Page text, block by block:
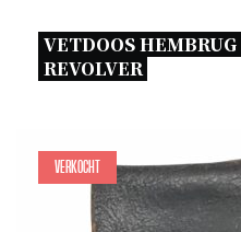
VETDOOS
REVOLVER
Verkocht